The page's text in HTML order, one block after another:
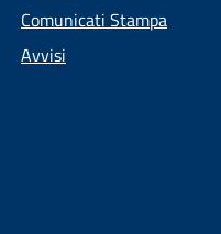
Comunicati Stampa
Avvisi